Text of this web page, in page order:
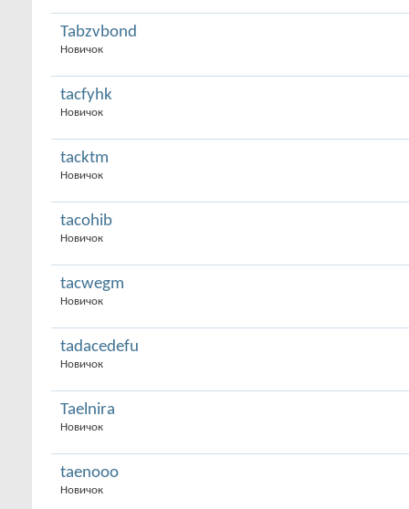
Tabzvbond
Новичок
tacfyhk
Новичок
tacktm
Новичок
tacohib
Новичок
tacwegm
Новичок
tadacedefu
Новичок
Taelnira
Новичок
taenooo
Новичок